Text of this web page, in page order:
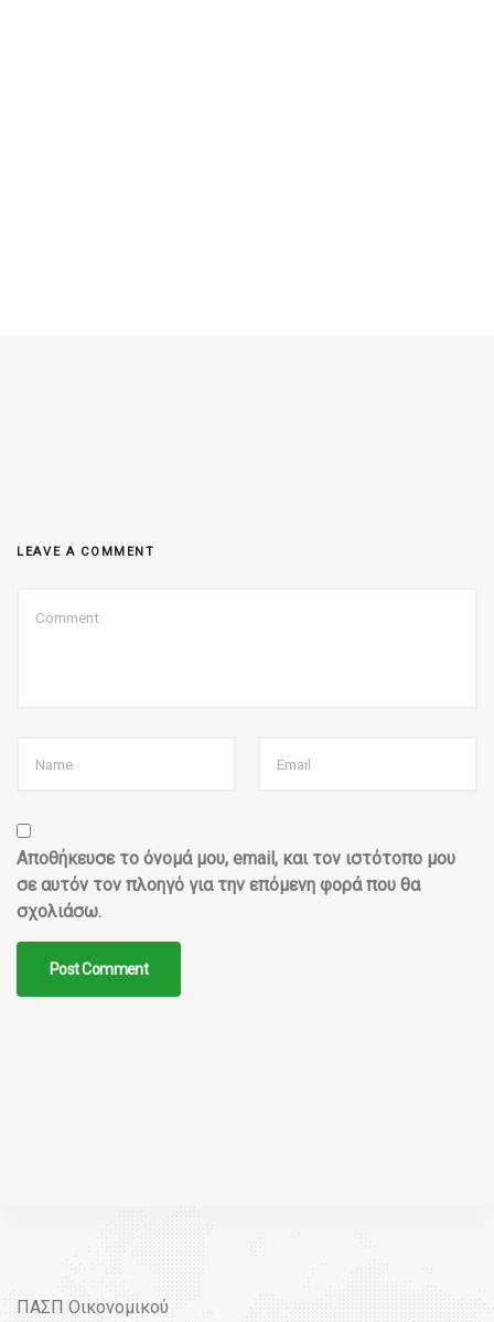
LEAVE A COMMENT
Αποθήκευσε το όνομά μου, email, και τον ιστότοπο μου
σε αυτόν τον πλοηγό για την επόμενη φορά που θα
σχολιάσω.
ΠΑΣΠ Οικονομικού